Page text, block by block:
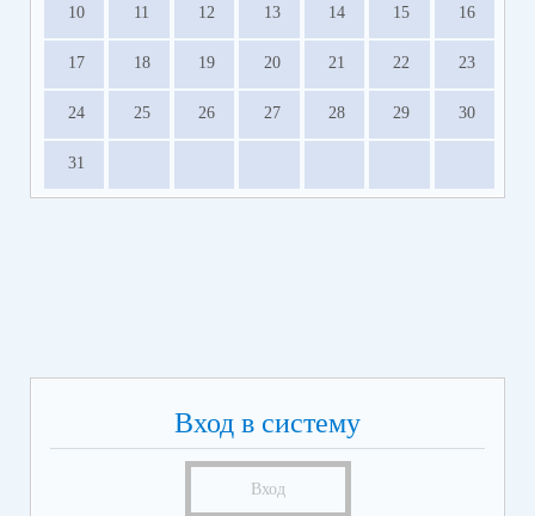
10 11 12 13 14 15 16
17 18 19 20 21 22 23
24 25 26 27 28 29 30
31
Вход в систему
Вход